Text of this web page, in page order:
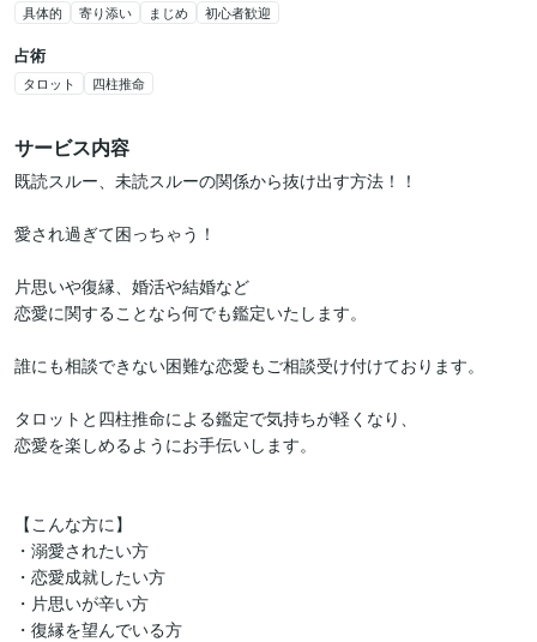
具体的 寄り添い まじめ 初心者歓迎
占術
タロット 四柱推命
サービス内容
既読スルー、未読スルーの関係から抜け出す方法！！
愛され過ぎて困っちゃう！
片思いや復縁、婚活や結婚など
恋愛に関することなら何でも鑑定いたします。
誰にも相談できない困難な恋愛もご相談受け付けております。
タロットと四柱推命による鑑定で気持ちが軽くなり、
恋愛を楽しめるようにお手伝いします。
【こんな方に】
・溺愛されたい方
・恋愛成就したい方
・片思いが辛い方
・復縁を望んでいる方